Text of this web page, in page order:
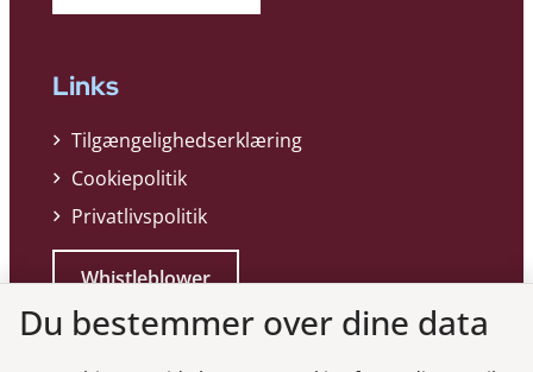
Links
Tilgængelighedserklæring
Cookiepolitik
Privatlivspolitik
Whistleblower
Du bestemmer over dine data